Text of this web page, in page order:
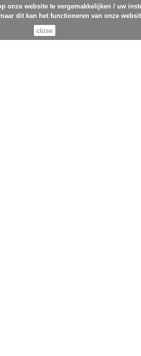
website te vergemakkelijken / uw
dit kan het functioneren van onze
close